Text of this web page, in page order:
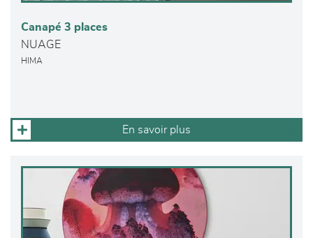
Canapé 3 places
NUAGE
HIMA
En savoir plus